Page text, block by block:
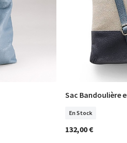
Sac Bandoulière
En Stock
132,00 €